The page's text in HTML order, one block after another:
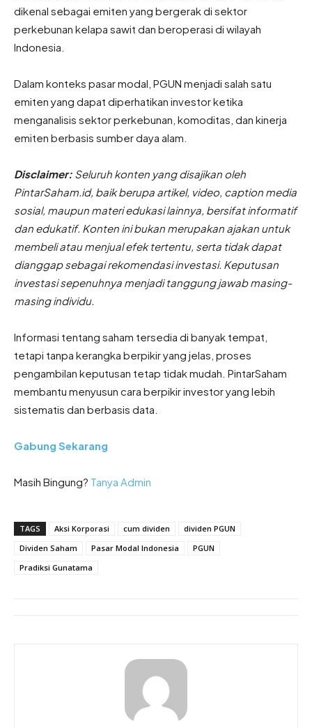
dikenal sebagai emiten yang bergerak di sektor
perkebunan kelapa sawit dan beroperasi di wilayah
Indonesia.
Dalam konteks pasar modal, PGUN menjadi salah satu
emiten yang dapat diperhatikan investor ketika
menganalisis sektor perkebunan, komoditas, dan kinerja
emiten berbasis sumber daya alam.
Disclaimer: Seluruh konten yang disajikan oleh
PintarSaham.id, baik berupa artikel, video, caption media
sosial, maupun materi edukasi lainnya, bersifat informatif
dan edukatif. Konten ini bukan merupakan ajakan untuk
membeli atau menjual efek tertentu, serta tidak dapat
dianggap sebagai rekomendasi investasi. Keputusan
investasi sepenuhnya menjadi tanggung jawab masing-
masing individu.
Informasi tentang saham tersedia di banyak tempat,
tetapi tanpa kerangka berpikir yang jelas, proses
pengambilan keputusan tetap tidak mudah. PintarSaham
membantu menyusun cara berpikir investor yang lebih
sistematis dan berbasis data.
Gabung Sekarang
Masih Bingung? Tanya Admin
TAGS Aksi Korporasi cum dividen
dividen PGUN
Dividen Saham
Pasar Modal Indonesia
PGUN
Pradiksi Gunatama